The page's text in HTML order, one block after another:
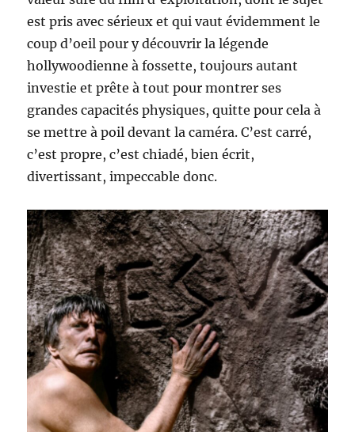
est pris avec sérieux et qui vaut évidemment le
coup d’oeil pour y découvrir la légende
hollywoodienne à fossette, toujours autant
investie et prête à tout pour montrer ses
grandes capacités physiques, quitte pour cela à
se mettre à poil devant la caméra. C’est carré,
c’est propre, c’est chiadé, bien écrit,
divertissant, impeccable donc.